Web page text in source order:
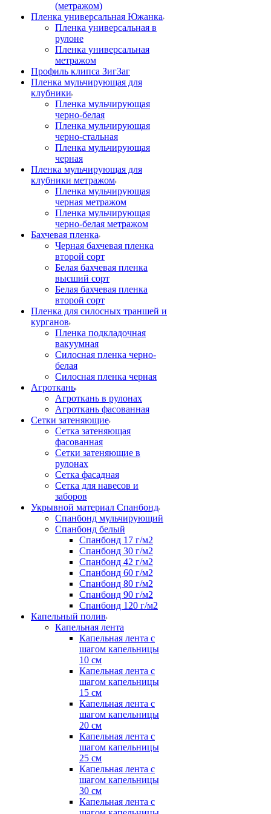
(метражом)
Пленка универсальная Южанка
Пленка универсальная в
рулоне
Пленка универсальная
метражом
Профиль клипса ЗигЗаг
Пленка мульчирующая для
клубники
Пленка мульчирующая
черно-белая
Пленка мульчирующая
черно-стальная
Пленка мульчирующая
черная
Пленка мульчирующая для
клубники метражом
Пленка мульчирующая
черная метражом
Пленка мульчирующая
черно-белая метражом
Бахчевая пленка
Черная бахчевая пленка
второй сорт
Белая бахчевая пленка
высший сорт
Белая бахчевая пленка
второй сорт
Пленка для силосных траншей и
курганов
Пленка подкладочная
вакуумная
Силосная пленка черно-
белая
Силосная пленка черная
Агроткань
Агроткань в рулонах
Агроткань фасованная
Сетки затеняющие
Сетка затеняющая
фасованная
Сетки затеняющие в
рулонах
Сетка фасадная
Сетка для навесов и
заборов
Укрывной материал Спанбонд
Спанбонд мульчирующий
Спанбонд белый
Спанбонд 17 г/м2
Спанбонд 30 г/м2
Спанбонд 42 г/м2
Спанбонд 60 г/м2
Спанбонд 80 г/м2
Спанбонд 90 г/м2
Спанбонд 120 г/м2
Капельный полив
Капельная лента
Капельная лента с
шагом капельницы
10 см
Капельная лента с
шагом капельницы
15 см
Капельная лента с
шагом капельницы
20 см
Капельная лента с
шагом капельницы
25 см
Капельная лента с
шагом капельницы
30 см
Капельная лента с